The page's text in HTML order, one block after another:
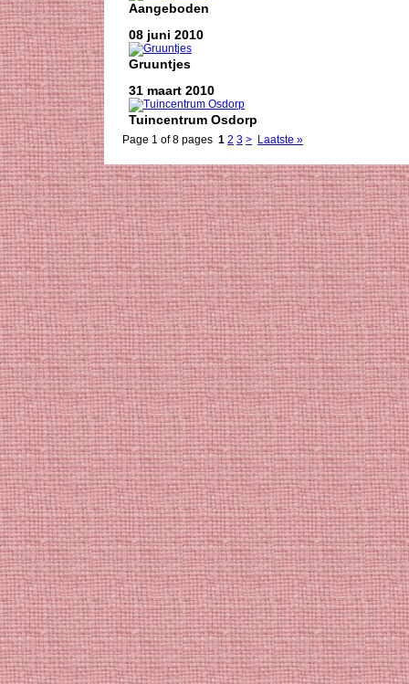
Aangeboden
08 juni 2010
Gruuntjes
31 maart 2010
Tuincentrum Osdorp
Page 1 of 8 pages 1 2 3 > Laatste »